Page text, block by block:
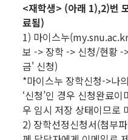
<재학생> (아래 1),2)번
료됨)
1) 마이스누
보 -> 장학 -> 신청/현황 -
금' 신청)
*마이스누 장학신청->나
‘신청’인 경우 신청완료이
우 임시 저장 상태이므로
2) 장학선정신청서(첨부